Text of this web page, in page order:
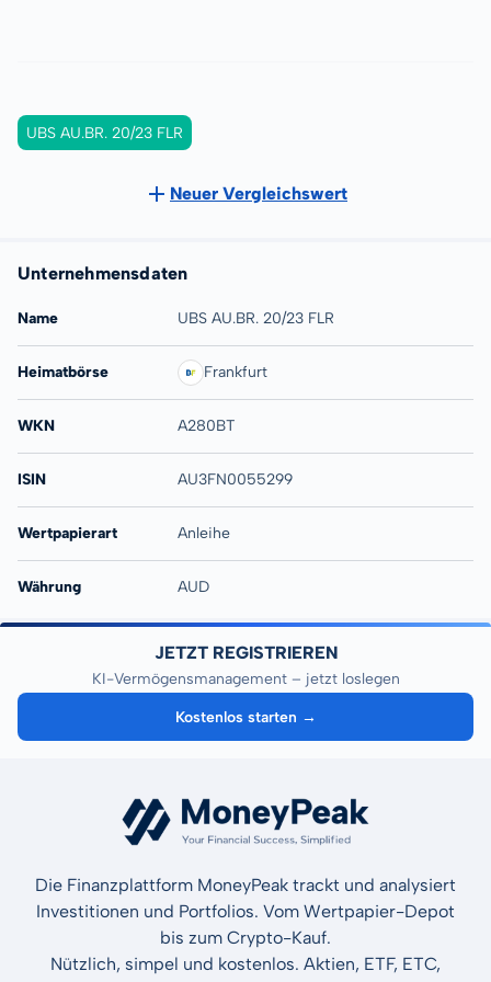
UBS AU.BR. 20/23 FLR
Neuer Vergleichswert
Unternehmensdaten
Name UBS AU.BR. 20/23 FLR
Heimatbörse Frankfurt
WKN A280BT
ISIN AU3FN0055299
Wertpapierart Anleihe
Währung AUD
JETZT REGISTRIEREN
KI-Vermögensmanagement – jetzt loslegen
Kostenlos starten →
Die Finanzplattform MoneyPeak trackt und analysiert
Investitionen und Portfolios. Vom Wertpapier-Depot
bis zum Crypto-Kauf.
Nützlich, simpel und kostenlos. Aktien, ETF, ETC,